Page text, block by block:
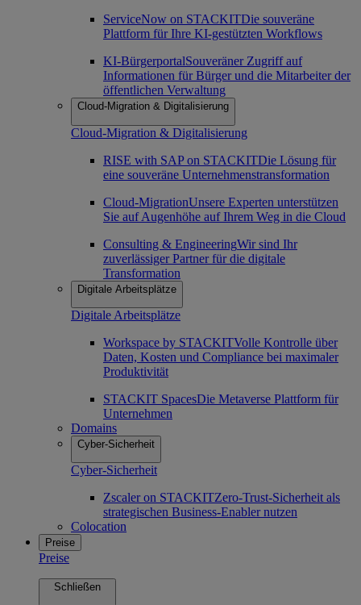
ServiceNow on STACKITDie souveräne
Plattform für Ihre KI-gestützten Workflows
KI-BürgerportalSouveräner Zugriff auf
Informationen für Bürger und die Mitarbeiter der
öffentlichen Verwaltung
Cloud-Migration & Digitalisierung
Cloud-Migration & Digitalisierung
RISE with SAP on STACKITDie Lösung für
eine souveräne Unternehmenstransformation
Cloud-MigrationUnsere Experten unterstützen
Sie auf Augenhöhe auf Ihrem Weg in die Cloud
Consulting & EngineeringWir sind Ihr
zuverlässiger Partner für die digitale
Transformation
Digitale Arbeitsplätze
Digitale Arbeitsplätze
Workspace by STACKITVolle Kontrolle über
Daten, Kosten und Compliance bei maximaler
Produktivität
STACKIT SpacesDie Metaverse Plattform für
Unternehmen
Domains
Cyber-Sicherheit
Cyber-Sicherheit
Zscaler on STACKITZero-Trust-Sicherheit als
strategischen Business-Enabler nutzen
Colocation
Preise
Preise
Schließen